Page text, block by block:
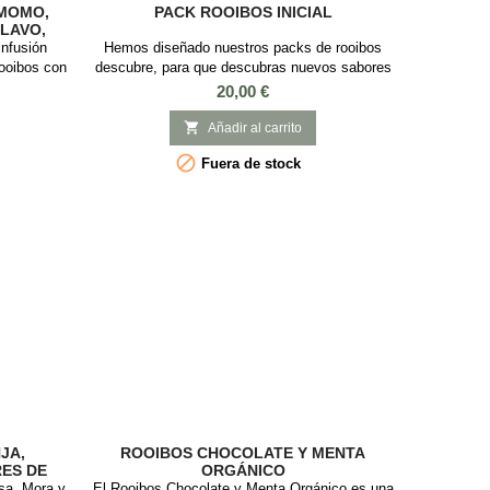
con
clavo y
Es una
en
PACK ROOIBOS INICIAL
Hemos diseñado nuestros packs de rooibos
descubre, para que descubras nuevos sabores
y disfrutar a cualquier hora del día de un
momento de tranquilidad y relax. Este pack
para descubir el rooibos es un regalo ideal para
los que quieran descubrir el universo del
rooibos.
Precio
20,00 €
 Añadir al carrito
 Fuera de stock
DE
ROOIBOS CHOCOLATE Y MENTA
ORGÁNICO